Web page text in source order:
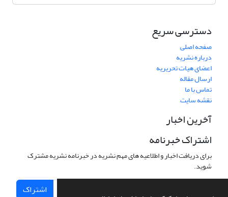
دسترسی سریع
صفحه اصلی
درباره نشریه
اعضای هیات تحریریه
ارسال مقاله
تماس با ما
نقشه سایت
آخرین اخبار
اشتراک خبرنامه
برای دریافت اخبار و اطلاعیه های مهم نشریه در خبرنامه نشریه مشترک
شوید.
اشتراک